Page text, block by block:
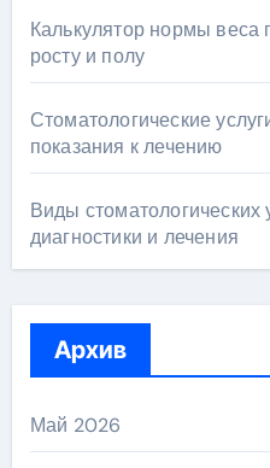
Калькулятор нормы веса
росту и полу
Стоматологические
показания к лечению
Виды стоматологических
диагностики и лечения
Архив
Май 2026